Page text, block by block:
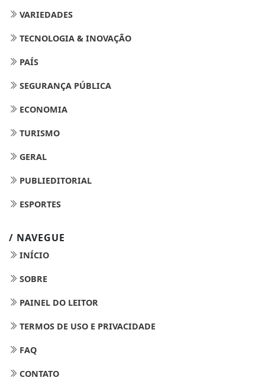
VARIEDADES
TECNOLOGIA & INOVAÇÃO
PAÍS
SEGURANÇA PÚBLICA
ECONOMIA
TURISMO
GERAL
PUBLIEDITORIAL
ESPORTES
/ NAVEGUE
INÍCIO
SOBRE
PAINEL DO LEITOR
TERMOS DE USO E PRIVACIDADE
FAQ
CONTATO